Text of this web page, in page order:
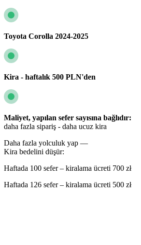
Toyota Corolla 2024-2025
Kira - haftalık 500 PLN'den
Maliyet, yapılan sefer sayısına bağlıdır:
daha fazla sipariş - daha ucuz kira
Daha fazla yolculuk yap —
Kira bedelini düşür:
Haftada 100 sefer – kiralama ücreti 700 zł
Haftada 126 sefer – kiralama ücreti 500 zł